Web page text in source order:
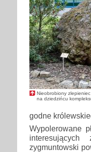
Nieobrobiony
na dziedzińcu
godne
Wypolerowane
zygmuntowski